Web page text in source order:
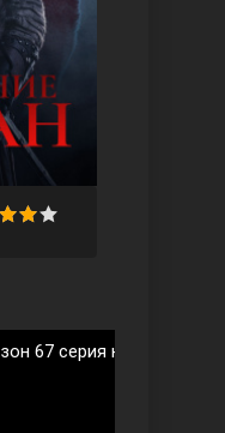
67 серия на русском